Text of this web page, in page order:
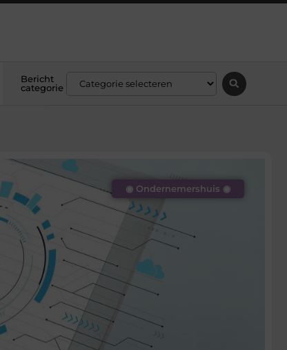
Bericht
categorie
◉ Ondernemershuis ◉